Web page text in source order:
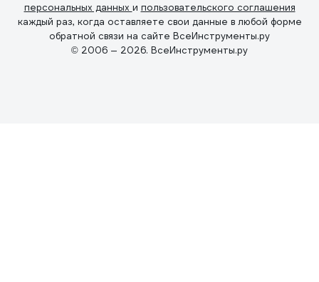
персональных данных и пользовательского соглашения
каждый раз, когда оставляете свои данные в любой форме
обратной связи на сайте ВсеИнструменты.ру
© 2006 — 2026. ВсеИнструменты.ру